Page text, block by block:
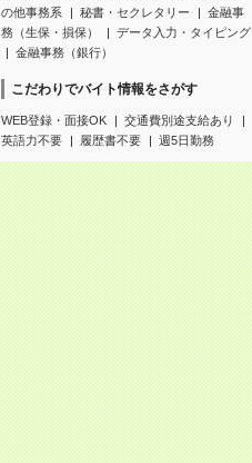
の他事務系
秘書・セクレタリー
金融事
務（生保・損保）
データ入力・タイピング
金融事務（銀行）
こだわりでバイト情報をさがす
WEB登録・面接OK
交通費別途支給あり
英語力不要
履歴書不要 週5日勤務